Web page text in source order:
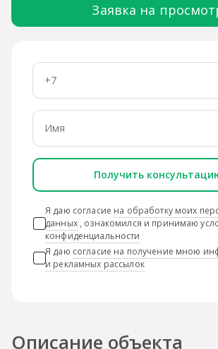
Заявка на
Получить
Я даю согласие на обработку моих
данных, ознакомился и принимаю
конфиденциальности
Я даю согласие на получение мною
и рекламных рассылок
Описание объекта